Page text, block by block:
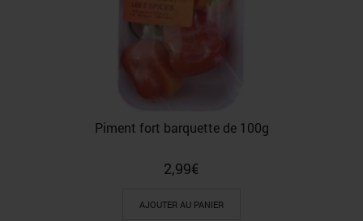
Piment fort barquette de 100g
2,99€
AJOUTER AU PANIER